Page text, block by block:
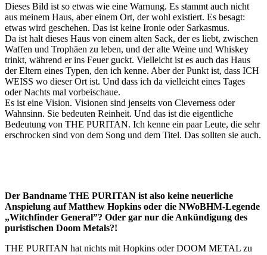
Dieses Bild ist so etwas wie eine Warnung. Es stammt auch nicht
aus meinem Haus, aber einem Ort, der wohl existiert. Es besagt:
etwas wird geschehen. Das ist keine Ironie oder Sarkasmus.
Da ist halt dieses Haus von einem alten Sack, der es liebt, zwischen
Waffen und Trophäen zu leben, und der alte Weine und Whiskey
trinkt, während er ins Feuer guckt. Vielleicht ist es auch das Haus
der Eltern eines Typen, den ich kenne. Aber der Punkt ist, dass ICH
WEISS wo dieser Ort ist. Und dass ich da vielleicht eines Tages
oder Nachts mal vorbeischaue.
Es ist eine Vision. Visionen sind jenseits von Cleverness oder
Wahnsinn. Sie bedeuten Reinheit. Und das ist die eigentliche
Bedeutung von THE PURITAN. Ich kenne ein paar Leute, die sehr
erschrocken sind von dem Song und dem Titel. Das sollten sie auch.
Der Bandname THE PURITAN ist also keine neuerliche
Anspielung auf Matthew Hopkins oder die NWoBHM-Legende
„Witchfinder General”? Oder gar nur die Ankündigung des
puristischen Doom Metals?!
THE PURITAN hat nichts mit Hopkins oder DOOM METAL zu